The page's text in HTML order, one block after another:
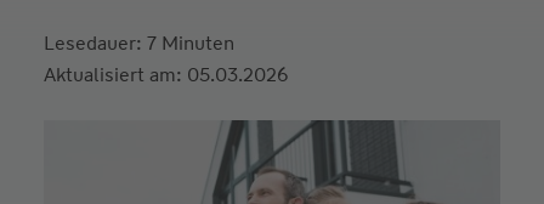
Lesedauer: 7 Minuten
Aktualisiert am: 05.03.2026